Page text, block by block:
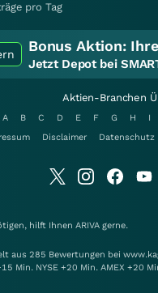
pro Tag
Bonus Aktion:
Jetzt Depot bei
Aktien-Branchen
A B C D E F G H I
Disclaimer Datenschutz
hilft Ihnen ARIVA gerne.
aus 285 Bewertungen bei
Min. NYSE +20 Min. AMEX +20